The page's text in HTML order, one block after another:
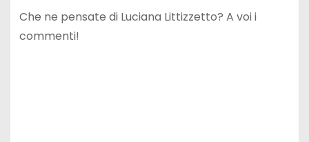
Che ne pensate di Luciana Littizzetto? A voi i
commenti!